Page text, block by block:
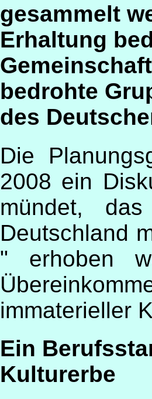
gesammelt
Erhaltung
bedrohte
des
Die
2008 ein
mündet,
Deutschland
" erhoben
immaterieller
Ein
Kulturerbe